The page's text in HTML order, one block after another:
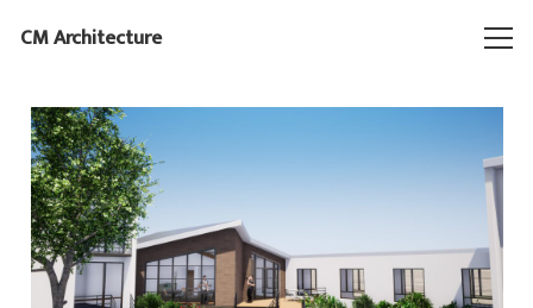
CM Architecture